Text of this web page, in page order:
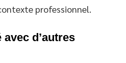
professionnel.
d’autres